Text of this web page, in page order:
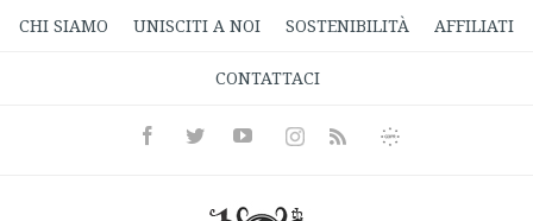
CHI SIAMO UNISCITI A NOI SOSTENIBILITÀ AFFILIATI
CONTATTACI
FacebookTwitterYoutubeInstagramRss
Informativa